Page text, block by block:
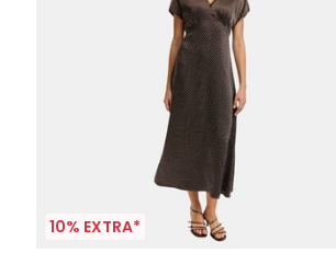
10% EXTRA*